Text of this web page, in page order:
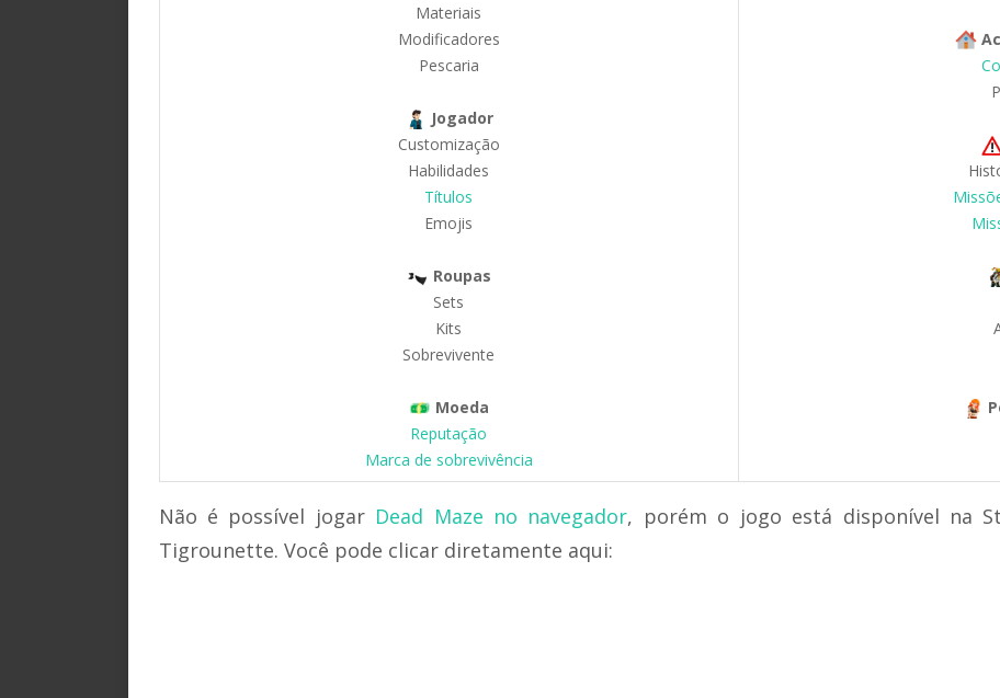
Materiais
Modificadores
Pescaria
Jogador
Customização
Habilidades
Títulos
Emojis
Roupas
Sets
Kits
Sobrevivente
Moeda
Reputação
Marca de sobrevivência
Não é possível jogar Dead Maze no navegador, porém o jogo está disponível na
Tigrounette. Você pode clicar diretamente aqui: